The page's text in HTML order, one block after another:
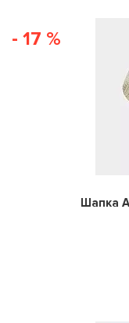
- 17 %
Шапка